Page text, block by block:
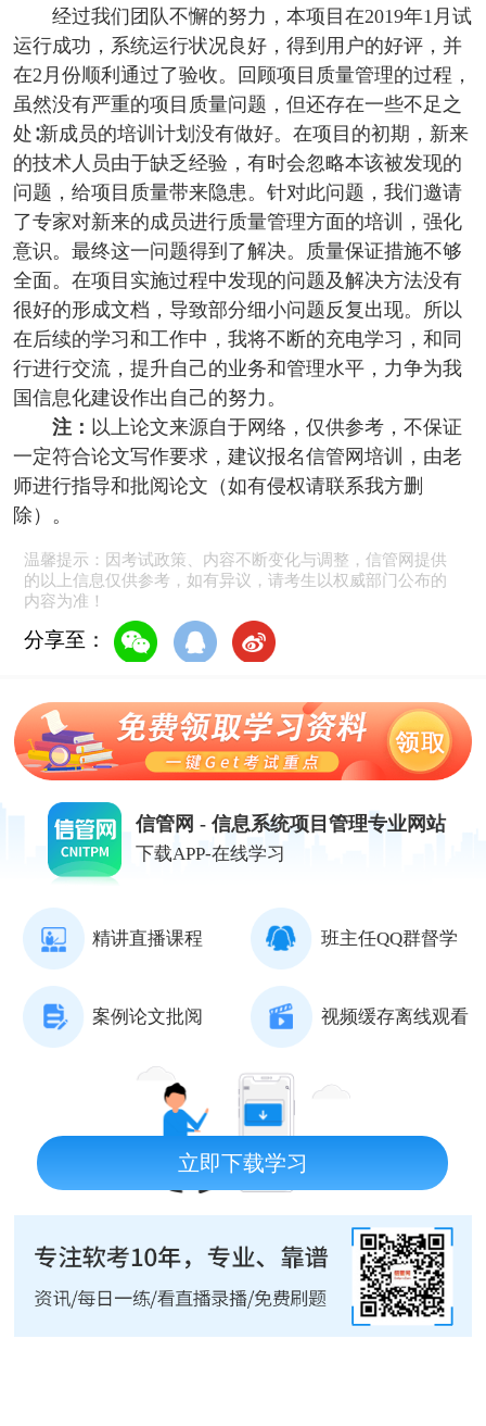
经过我们团队不懈的努力，本项目在2019年1月试
运行成功，系统运行状况良好，得到用户的好评，并
在2月份顺利通过了验收。回顾项目质量管理的过程，
虽然没有严重的项目质量问题，但还存在一些不足之
处∶新成员的培训计划没有做好。在项目的初期，新来
的技术人员由于缺乏经验，有时会忽略本该被发现的
问题，给项目质量带来隐患。针对此问题，我们邀请
了专家对新来的成员进行质量管理方面的培训，强化
意识。最终这一问题得到了解决。质量保证措施不够
全面。在项目实施过程中发现的问题及解决方法没有
很好的形成文档，导致部分细小问题反复出现。所以
在后续的学习和工作中，我将不断的充电学习，和同
行进行交流，提升自己的业务和管理水平，力争为我
国信息化建设作出自己的努力。
注： 以上论文来源自于网络，仅供参考，不保证
一定符合论文写作要求，建议报名信管网培训，由老
师进行指导和批阅论文（如有侵权请联系我方删
除）。
温馨提示：因考试政策、内容不断变化与调整，信管网提供
的以上信息仅供参考，如有异议，请考生以权威部门公布的
内容为准！
分享至：
信管网 - 信息系统项目管理专业网站
下载APP-在线学习
精讲直播课程 班主任QQ群督学
案例论文批阅 视频缓存离线观看
立即下载学习